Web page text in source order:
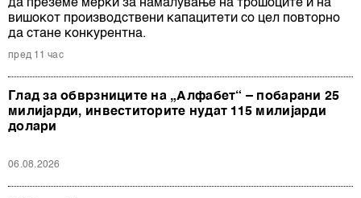
да преземе мерки за намалување на трошоците и на
вишокот производствени капацитети со цел повторно
да стане конкурентна.
пред 11 час
Глад за обврзниците на „Алфабет“ – побарани 25
милијарди, инвеститорите нудат 115 милијарди
долари
06.08.2026